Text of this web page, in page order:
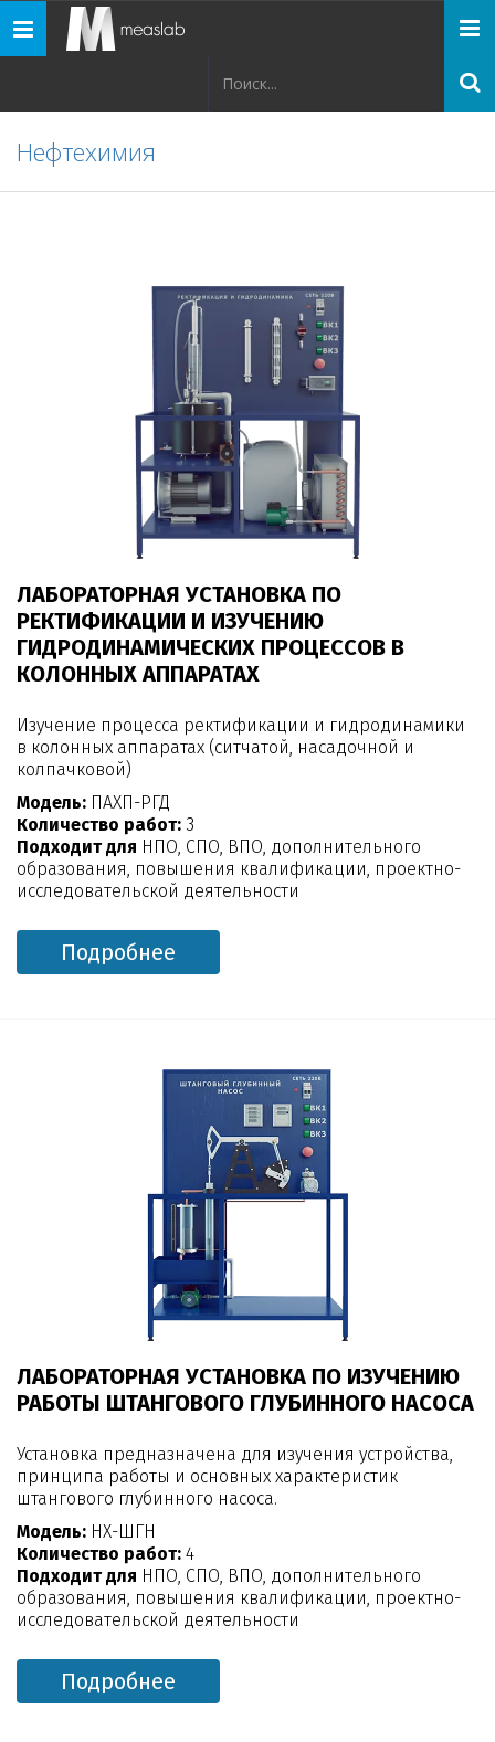
Панель
навигации
Нефтехимия
ЛАБОРАТОРНАЯ УСТАНОВКА ПО
РЕКТИФИКАЦИИ И ИЗУЧЕНИЮ
ГИДРОДИНАМИЧЕСКИХ ПРОЦЕССОВ В
КОЛОННЫХ АППАРАТАХ
Изучение процесса ректификации и гидродинамики
в колонных аппаратах (ситчатой, насадочной и
колпачковой)
Модель: ПАХП-РГД
Количество работ: 3
Подходит для НПО, СПО, ВПО, дополнительного
образования, повышения квалификации, проектно-
исследовательской деятельности
Подробнее
ЛАБОРАТОРНАЯ УСТАНОВКА ПО ИЗУЧЕНИЮ
РАБОТЫ ШТАНГОВОГО ГЛУБИННОГО НАСОСА
Установка предназначена для изучения устройства,
принципа работы и основных характеристик
штангового глубинного насоса.
Модель: НХ-ШГН
Количество работ: 4
Подходит для НПО, СПО, ВПО, дополнительного
образования, повышения квалификации, проектно-
исследовательской деятельности
Подробнее